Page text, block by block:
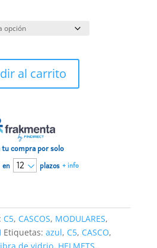
al carrito
tu compra por solo
en plazos + info
C5, CASCOS, MODULARES,
Etiquetas: azul, C5, CASCO,